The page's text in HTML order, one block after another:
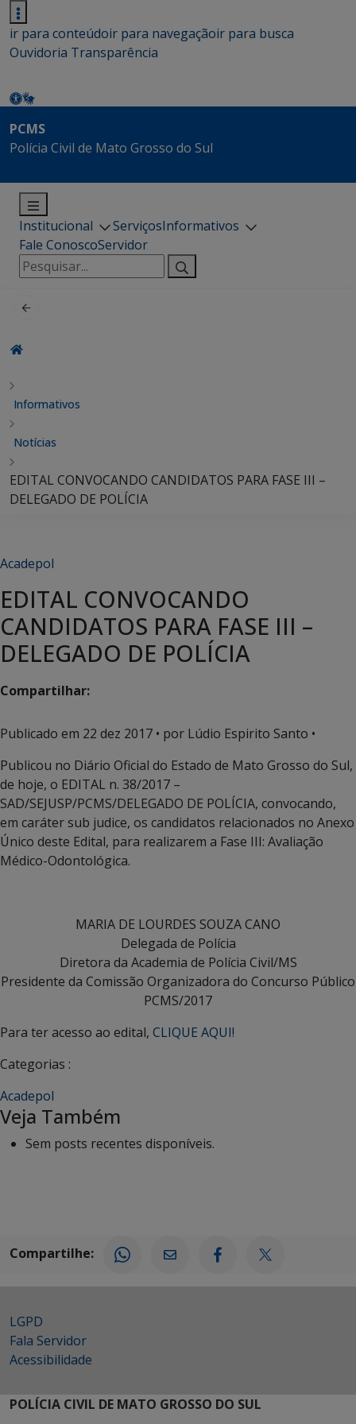
ir para conteúdoir para navegaçãoir para busca
Ouvidoria Transparência
PCMS
Polícia Civil de Mato Grosso do Sul
Institucional ServiçosInformativos
Fale ConoscoServidor
Pesquisar
por:
Informativos
Notícias
EDITAL CONVOCANDO CANDIDATOS PARA FASE III –
DELEGADO DE POLÍCIA
Acadepol
EDITAL CONVOCANDO
CANDIDATOS PARA FASE III –
DELEGADO DE POLÍCIA
Compartilhar:
Publicado em 22 dez 2017 • por Lúdio Espirito Santo •
Publicou no Diário Oficial do Estado de Mato Grosso do Sul,
de hoje, o EDITAL n. 38/2017 –
SAD/SEJUSP/PCMS/DELEGADO DE POLÍCIA, convocando,
em caráter sub judice, os candidatos relacionados no Anexo
Único deste Edital, para realizarem a Fase III: Avaliação
Médico-Odontológica.
MARIA DE LOURDES SOUZA CANO
Delegada de Polícia
Diretora da Academia de Polícia Civil/MS
Presidente da Comissão Organizadora do Concurso Público
PCMS/2017
Para ter acesso ao edital, CLIQUE AQUI!
Categorias :
Acadepol
Veja Também
Sem posts recentes disponíveis.
Compartilhe:
LGPD
Fala Servidor
Acessibilidade
POLÍCIA CIVIL DE MATO GROSSO DO SUL